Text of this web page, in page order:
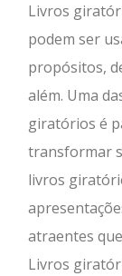
Livros
podem ser
propósitos,
além. Uma
giratórios é
transformar
livros
atraentes
Livros